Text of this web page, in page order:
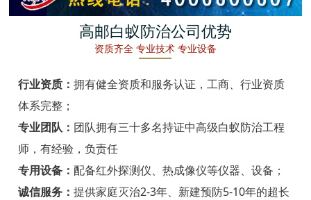
象山白蚁防治
温州白蚁防治
瑞安白蚁防治
高邮白蚁防治公司优势
资质齐全 专业技术 专业设备
行业资质： 拥有健全资质和服务认证，工商、行业资质
体系完整；
专业团队： 团队拥有三十多名持证中高级白蚁防治工程
师，有经验，负责任
专用设备： 配备红外探测仪、热成像仪等仪器、设备；
诚信服务： 提供家庭灭治2-3年、新建预防5-10年的超长